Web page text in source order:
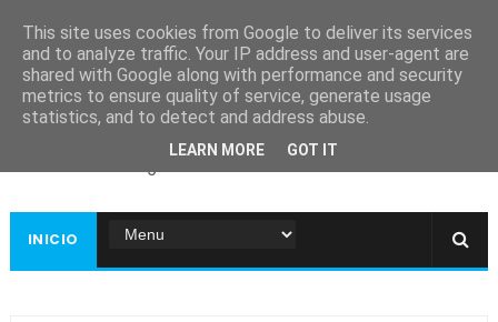
Ayuntamiento de
Guadiana
INICIO
This site uses cookies from Google to deliver its services
and to analyze traffic. Your IP address and user-agent are
shared with Google along with performance and security
metrics to ensure quality of service, generate usage
statistics, and to detect and address abuse.
LEARN MORE GOT IT